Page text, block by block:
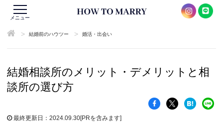
メニュー
> 結婚前のハウツー > 婚活・出会い
結婚相談所のメリット・デメリットと相
談所の選び方
最終更新日：2024.09.30[PRを含みます]